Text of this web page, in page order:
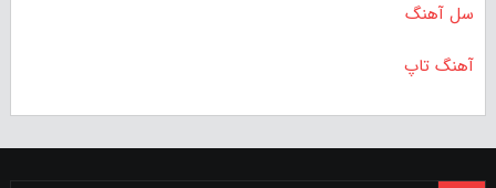
سل آهنگ
آهنگ تاپ